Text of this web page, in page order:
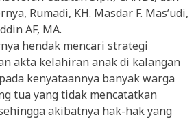
Rumadi, KH. Masdar F. Mas’udi,
AF, MA.
hendak mencari strategi
akta kelahiran anak di kalangan
kenyataannya banyak warga
tua yang tidak mencatatkan
akibatnya hak-hak yang